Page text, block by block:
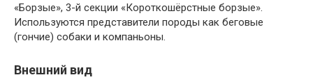
«Борзые», 3-й секции «Короткошёрстные борзые».
Используются представители породы как беговые
(гончие) собаки и компаньоны.
Внешний вид